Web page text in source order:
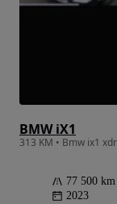
BMW iX1
313 KM • Bmw ix1
77 500 km
2023